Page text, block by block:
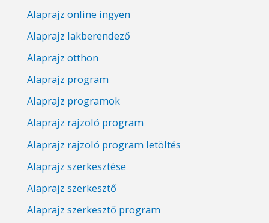
Alaprajz online ingyen
Alaprajz lakberendező
Alaprajz otthon
Alaprajz program
Alaprajz programok
Alaprajz rajzoló program
Alaprajz rajzoló program letöltés
Alaprajz szerkesztése
Alaprajz szerkesztő
Alaprajz szerkesztő program